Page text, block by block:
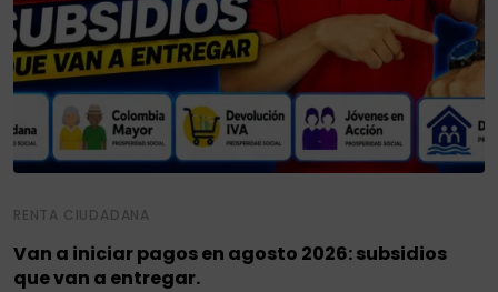
RENTA CIUDADANA
Van a iniciar pagos en agosto 2026: subsidios
que van a entregar.